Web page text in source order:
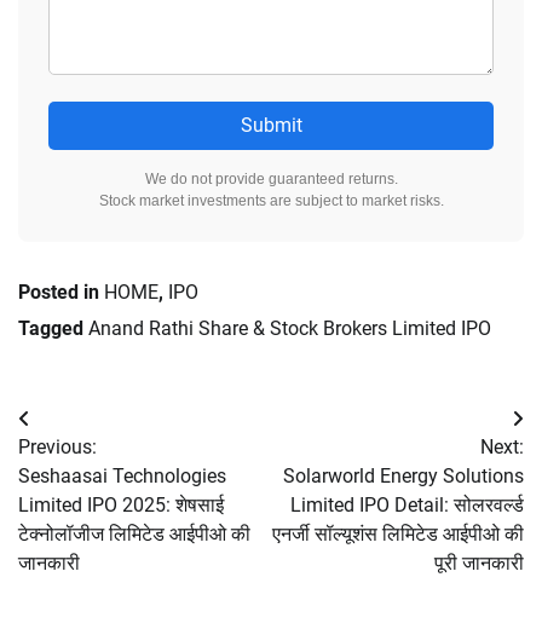
Submit
We do not provide guaranteed returns.
Stock market investments are subject to market risks.
Posted in HOME, IPO
Tagged Anand Rathi Share & Stock Brokers Limited IPO
Post
navigation
Previous:
Seshaasai Technologies
Limited IPO 2025: शेषसाई
टेक्नोलॉजीज लिमिटेड आईपीओ की
जानकारी
Next:
Solarworld Energy Solutions
Limited IPO Detail: सोलरवर्ल्ड
एनर्जी सॉल्यूशंस लिमिटेड आईपीओ की
पूरी जानकारी